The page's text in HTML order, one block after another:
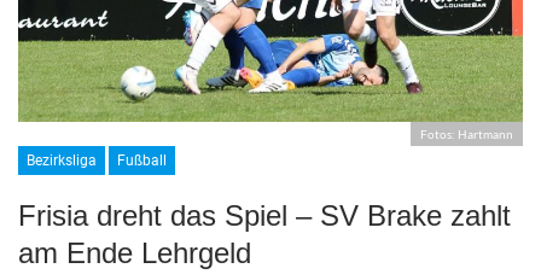
Fotos: Hartmann
Bezirksliga Fußball
Frisia dreht das Spiel – SV Brake zahlt
am Ende Lehrgeld